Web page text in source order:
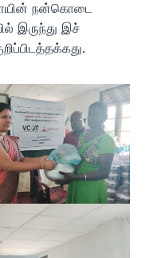
நன்கொடை
இருந்து இச்